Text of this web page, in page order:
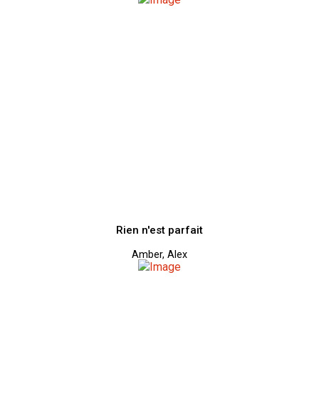
Rien n'est parfait
Amber, Alex